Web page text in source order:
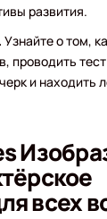
развития.
Узнайте о том,
проводить
и находить
всех